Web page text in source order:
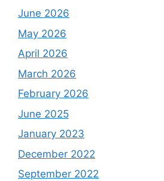
June 2026
May 2026
April 2026
March 2026
February 2026
June 2025
January 2023
December 2022
September 2022